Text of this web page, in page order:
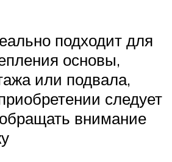
подходит для
основы,
или подвала,
следует
внимание